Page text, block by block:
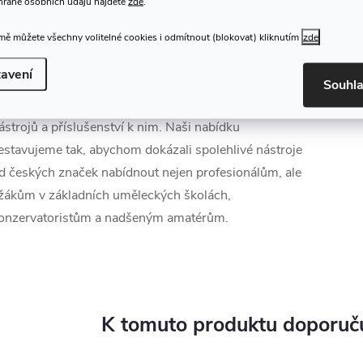
můžete všechny volitelné cookies i odmítnout (blokovat) kliknutím zde
značky na ČHN.cz
specialisti na klasiku a už víc než 30 let jsme
a příslušenství k nim. Naši nabídku
tak, abychom dokázali spolehlivé nástroje
českých značek nabídnout nejen profesionálům, ale
v základních uměleckých školách,
a nadšeným amatérům.
K tomuto produktu